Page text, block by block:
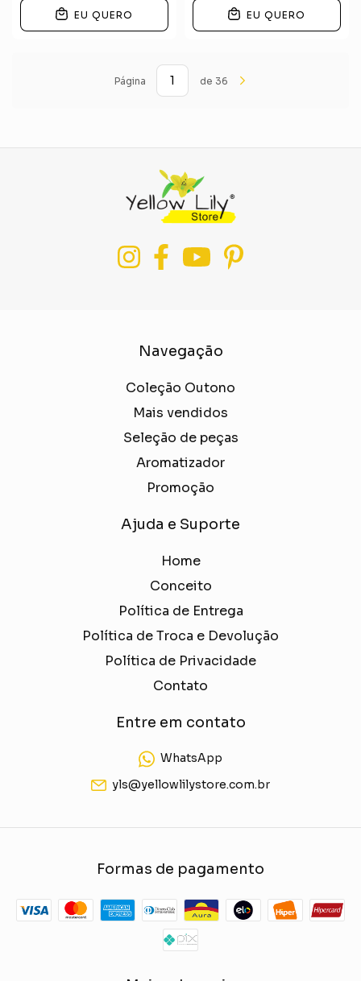
EU QUERO EU QUERO
Página de 36
Navegação
Coleção Outono
Mais vendidos
Seleção de peças
Aromatizador
Promoção
Ajuda e Suporte
Home
Conceito
Política de Entrega
Política de Troca e Devolução
Política de Privacidade
Contato
Entre em contato
WhatsApp
yls@yellowlilystore.com.br
Formas de pagamento